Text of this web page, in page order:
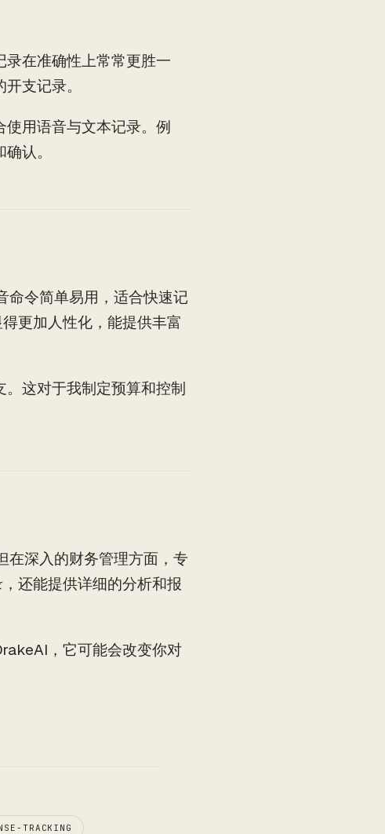
在准确性上常常更胜一
支记录。
用语音与文本记录。例
认。
命令简单易用，适合快速记
更加人性化，能提供丰富
这对于我制定预算和控制
在深入的财务管理方面，专
还能提供详细的分析和报
，它可能会改变你对
TRACKING